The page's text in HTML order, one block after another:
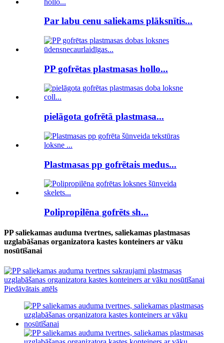
Par labu cenu saliekams plāksnītis...
PP gofrētas plastmasas hollo...
pielāgota gofrētā plastmasa...
Plastmasas pp gofrētais medus...
Polipropilēna gofrēts sh...
PP saliekamas auduma tvertnes, saliekamas plastmasas
uzglabāšanas organizatora kastes konteiners ar vāku
nosūtīšanai